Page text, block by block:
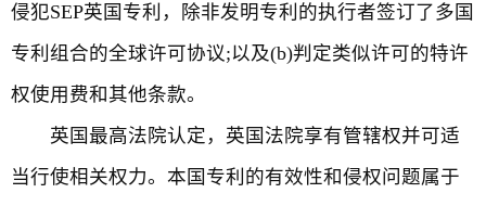
侵犯SEP英国专利，除非发明专利的执行者签订了多国
专利组合的全球许可协议;以及(b)判定类似许可的特许
权使用费和其他条款。
英国最高法院认定，英国法院享有管辖权并可适
当行使相关权力。本国专利的有效性和侵权问题属于